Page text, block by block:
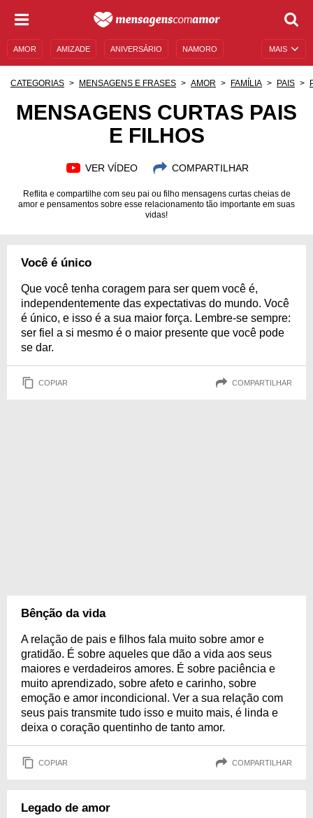
MAIS
AMOR AMIZADE ANIVERSÁRIO NAMORO
MENSAGENS DE ANIVERSÁRIO
CATEGORIAS MENSAGENS E FRASES AMOR FAMÍLIA PAIS
MENSAGENS CURTAS PAIS
E FILHOS
VER VÍDEO COMPARTILHAR
Reflita e compartilhe com seu pai ou filho mensagens curtas cheias de
amor e pensamentos sobre esse relacionamento tão importante em suas
vidas!
Você é único
Que você tenha coragem para ser quem você é,
independentemente das expectativas do mundo. Você
é único, e isso é a sua maior força. Lembre-se sempre:
ser fiel a si mesmo é o maior presente que você pode
se dar.
COPIAR COMPARTILHAR
Bênção da vida
A relação de pais e filhos fala muito sobre amor e
gratidão. É sobre aqueles que dão a vida aos seus
maiores e verdadeiros amores. É sobre paciência e
muito aprendizado, sobre afeto e carinho, sobre
emoção e amor incondicional. Ver a sua relação com
seus pais transmite tudo isso e muito mais, é linda e
deixa o coração quentinho de tanto amor.
COPIAR COMPARTILHAR
Legado de amor